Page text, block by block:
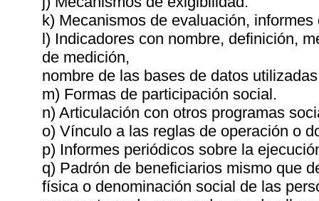
k) Mecanismos de evaluación,
l) Indicadores con nombre, definición,
de medición,
nombre de las bases de datos
m) Formas de participación social.
n) Articulación con otros programas
o) Vínculo a las reglas de operación o
p) Informes periódicos sobre la
q) Padrón de beneficiarios mismo que
física o denominación social de las